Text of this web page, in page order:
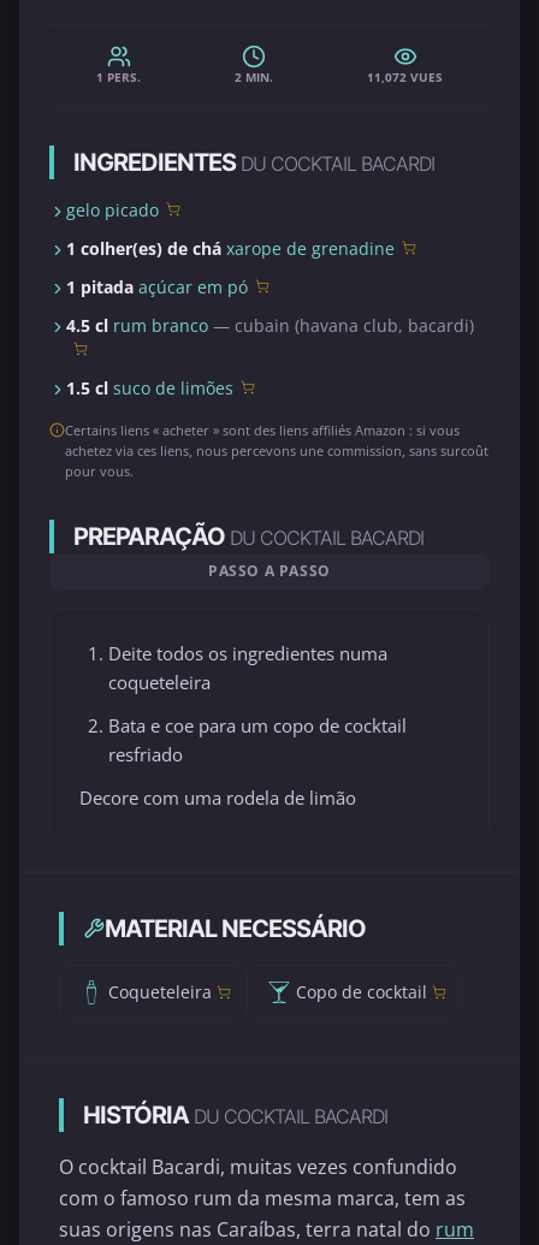
1 PERS. 2 MIN. 11,072 VUES
INGREDIENTES DU COCKTAIL BACARDI
gelo picado
1 colher(es) de chá xarope de grenadine
1 pitada açúcar em pó
4.5 cl rum branco — cubain (havana club, bacardi)
1.5 cl suco de limões
Certains liens « acheter » sont des liens affiliés Amazon : si vous
achetez via ces liens, nous percevons une commission, sans surcoût
pour vous.
PREPARAÇÃO DU COCKTAIL BACARDI
PASSO A PASSO
Deite todos os ingredientes numa
coqueteleira
Bata e coe para um copo de cocktail
resfriado
Decore com uma rodela de limão
MATERIAL NECESSÁRIO
Coqueteleira Copo de cocktail
HISTÓRIA DU COCKTAIL BACARDI
O cocktail Bacardi, muitas vezes confundido
com o famoso rum da mesma marca, tem as
suas origens nas Caraíbas, terra natal do rum